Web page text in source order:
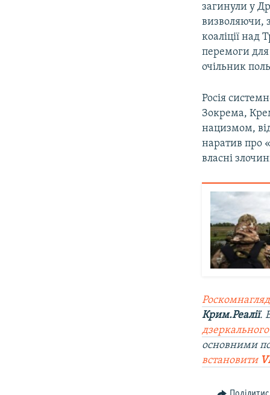
загинули у
визволяючи,
коаліції над
перемоги для
очільник
Росія
Зокрема,
нацизмом,
наратив про
власні
Крим.Реалії.
основними
встановити